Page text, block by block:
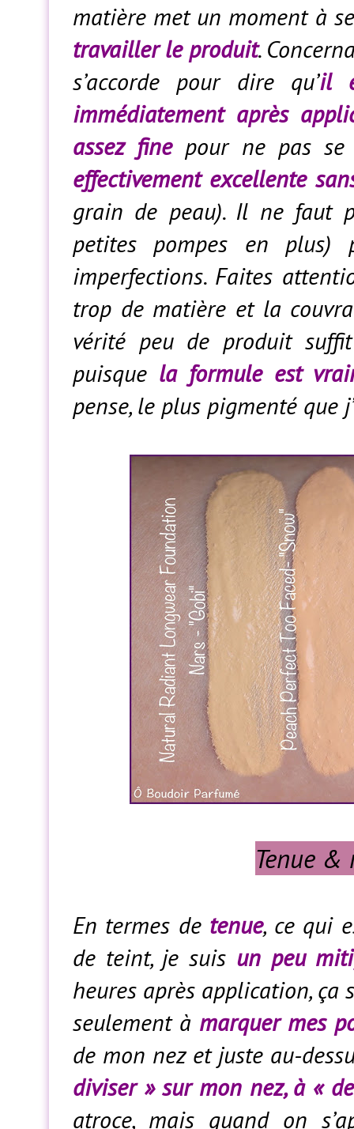
matière met un moment à
travailler le produit.
s’accorde pour dire qu’il
immédiatement après
assez finepour ne pas
effectivement excellente
grain de peau). Il ne faut
petites pompes en plus)
imperfections. Faites
trop de matière et la
vérité peu de produit
puisque la formule est
pense, le plus pigmenté que
Tenue
En termes de tenue, ce qui
de teint, je suis un peu
heures après application, ça
seulement à marquer mes
de mon nez et juste au-
diviser » sur mon nez, à «
atroce, mais quand on